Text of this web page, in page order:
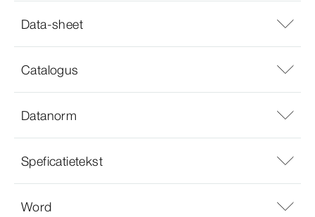
Data-sheet
Catalogus
Datanorm
Speficatietekst
Word